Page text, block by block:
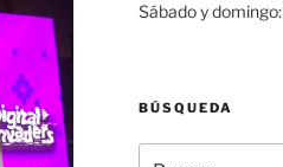
Sábado y
BÚSQUEDA